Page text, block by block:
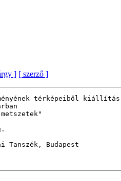
] [ szerző ]
térképeiből
Tanszék, Budapest